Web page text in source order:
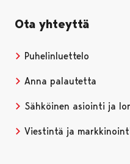
Ota yhteyttä
Puhelinluettelo
Anna palautetta
Sähköinen asiointi ja
Viestintä ja